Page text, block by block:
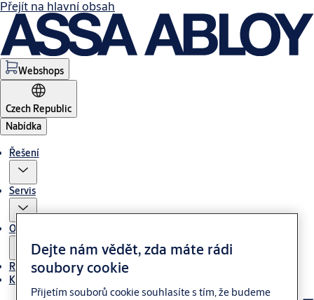
Přejít na hlavní obsah
Webshops
Czech Republic
Nabídka
Řešení
Servis
O nás
Reference
Kontakt
Dejte nám vědět, zda máte rádi
soubory cookie
Přijetím souborů cookie souhlasíte s tím, že budeme